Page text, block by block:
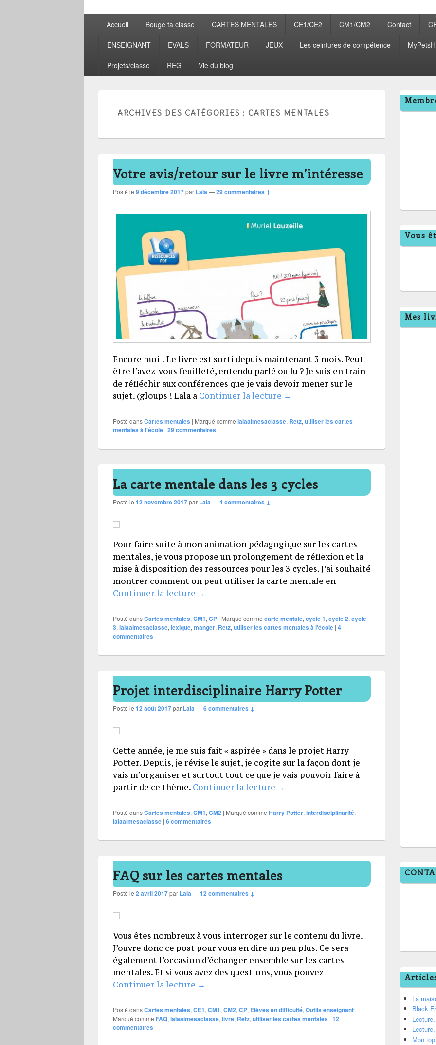
MenuAccueil Bouge ta classe CARTES MENTALES CE1/CE2 CM1/CM2 Contact
ENSEIGNANT EVALS FORMATEUR JEUX Les ceintures de compétence
Projets/classe REG Vie du blog
ARCHIVES DES CATÉGORIES : CARTES MENTALES
Votre avis/retour sur le livre m’intéresse
Posté le 9 décembre 2017par Lala—29 commentaires ↓
Encore moi ! Le livre est sorti depuis maintenant 3 mois. Peut-
être l’avez-vous feuilleté, entendu parlé ou lu ? Je suis en train
de réfléchir aux conférences que je vais devoir mener sur le
sujet. (gloups ! Lala a Continuer la lecture Votre avis/retour sur le livre
→
Posté dansCartes mentales | Marqué comme lalaaimesaclasse, Retz, utiliser les cartes
mentales à l'école | 29commentaires
La carte mentale dans les 3 cycles
Posté le 12 novembre 2017par Lala —4 commentaires ↓
Pour faire suite à mon animation pédagogique sur les cartes
mentales, je vous propose un prolongement de réflexion et la
mise à disposition des ressources pour les 3 cycles. J’ai souhaité
montrer comment on peut utiliser la carte mentale en
Continuer la lecture La carte mentale dans les 3 cycles
→
Posté dansCartes mentales, CM1, CP | Marqué comme carte mentale, cycle 1, cycle 2, cycle
3, lalaaimesaclasse, lexique, manger, Retz, utiliser les cartes mentales à l'école | 4
commentaires
Projet interdisciplinaire Harry Potter
Posté le 12 août 2017par Lala —6 commentaires ↓
Cette année, je me suis fait « aspirée » dans le projet Harry
Potter. Depuis, je révise le sujet, je cogite sur la façon dont je
vais m’organiser et surtout tout ce que je vais pouvoir faire à
partir de ce thème. Continuer la lecture Projet interdisciplinaire Harry Potter
→
Posté dansCartes mentales, CM1, CM2 | Marqué comme Harry Potter, interdisciplinarité,
lalaaimesaclasse | 6commentaires
FAQ sur les cartes mentales
Posté le 2 avril 2017par Lala —12 commentaires ↓
Vous êtes nombreux à vous interroger sur le contenu du livre.
J’ouvre donc ce post pour vous en dire un peu plus. Ce sera
également l’occasion d’échanger ensemble sur les cartes
mentales. Et si vous avez des questions, vous pouvez
Continuer la lecture FAQ sur les cartes mentales
→
Posté dansCartes mentales, CE1, CM1, CM2, CP, Elèves en difficulté, Outils enseignant |
Marqué comme FAQ, lalaaimesaclasse, livre, Retz, utiliser les cartes mentales | 12
commentaires
Zone
principale
de
Vous
Mes
La
Black
Mon